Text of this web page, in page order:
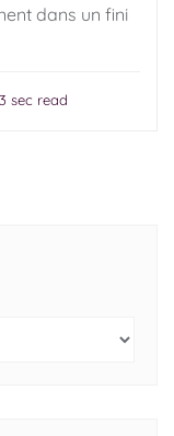
dans un fini
sec read